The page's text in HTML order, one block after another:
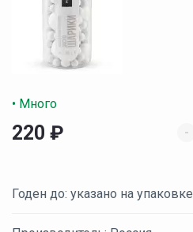
• Много
220 ₽ -
Годен до: указано на упаковке